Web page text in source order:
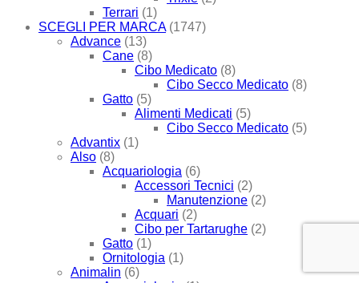
Terrari (1)
SCEGLI PER MARCA (1747)
Advance (13)
Cane (8)
Cibo Medicato (8)
Cibo Secco Medicato (8)
Gatto (5)
Alimenti Medicati (5)
Cibo Secco Medicato (5)
Advantix (1)
Also (8)
Acquariologia (6)
Accessori Tecnici (2)
Manutenzione (2)
Acquari (2)
Cibo per Tartarughe (2)
Gatto (1)
Ornitologia (1)
Animalin (6)